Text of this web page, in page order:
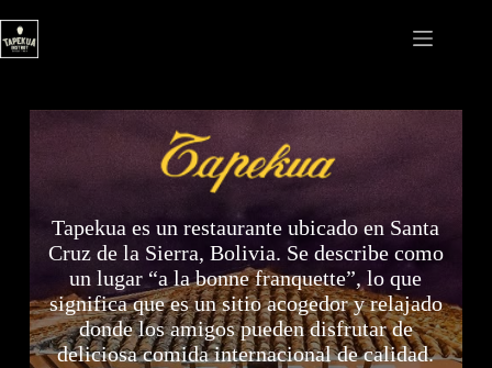
al
contenido
Tapekua es un restaurante ubicado en Santa
Cruz de la Sierra, Bolivia. Se describe como
un lugar “a la bonne franquette”, lo que
significa que es un sitio acogedor y relajado
donde los amigos pueden disfrutar de
deliciosa comida internacional de calidad.